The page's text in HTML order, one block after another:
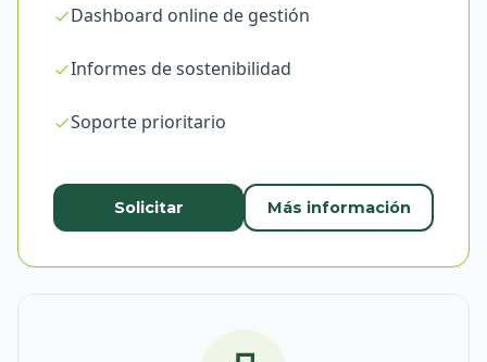
Dashboard online de gestión
Informes de sostenibilidad
Soporte prioritario
Solicitar Más información